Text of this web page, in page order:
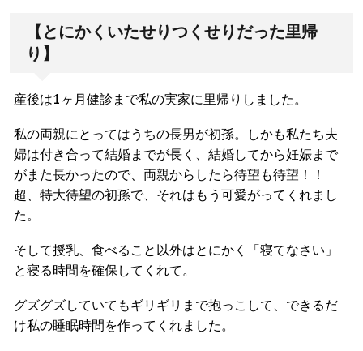
【とにかくいたせりつくせりだった里帰
り】
産後は1ヶ月健診まで私の実家に里帰りしました。
私の両親にとってはうちの長男が初孫。しかも私たち夫
婦は付き合って結婚までが長く、結婚してから妊娠まで
がまた長かったので、両親からしたら待望も待望！！
超、特大待望の初孫で、それはもう可愛がってくれまし
た。
そして授乳、食べること以外はとにかく「寝てなさい」
と寝る時間を確保してくれて。
グズグズしていてもギリギリまで抱っこして、できるだ
け私の睡眠時間を作ってくれました。